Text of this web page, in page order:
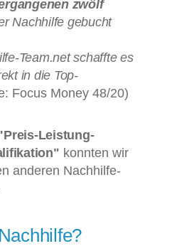
zwölf
Nachhilfe gebucht
Team.net schaffte es
in die Top-
Focus Money 48/20)
Leistung-
konnten wir
anderen Nachhilfe-